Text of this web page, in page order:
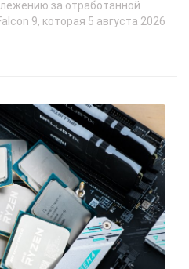
за отработанной
9, которая 5 августа 2026